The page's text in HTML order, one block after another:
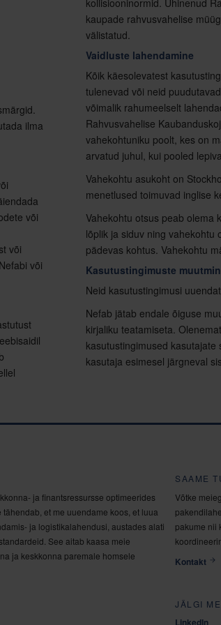
ilma
või
või
või
kollisiooninormid. Ühinenud
kaupade rahvusvahelise
välistatud.
Vaidluste lahendamine
Kõik käesolevatest
tulenevad või neid
võimalik rahumeelselt
Rahvusvahelise
vahekohtuniku poolt, kes on
arvatud juhul, kui pooled
Vahekohtu asukoht on
menetlused toimuvad inglise
Vahekohtu otsus peab olema
lõplik ja siduv ning vahekohtu
pädevas kohtus. Vahekohtu
Kasutustingimuste
Neid kasutustingimusi
Nefab jätab endale õiguse
kirjaliku teatamiseta.
kasutustingimused
kasutaja esimesel järgneval
ja finantsressursse optimeerides
et me uuendame koos, et luua
ja logistikalahendusi, austades alati
See aitab kaasa meie
ja keskkonna paremale homsele
SAAME
Võtke
pakume nii
Kontakt
JÄLGI
LinkedIn